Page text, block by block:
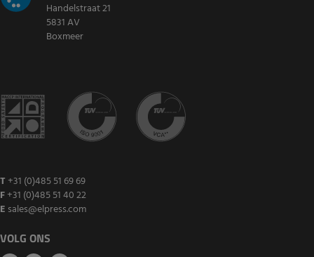
Handelstraat 21
5831 AV
Boxmeer
T +31 (0)485 51 69 69
F+31 (0)485 51 40 22
E sales@elpress.com
VOLG ONS